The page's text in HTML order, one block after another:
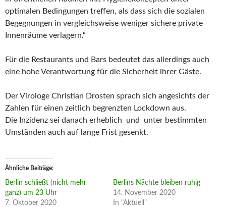
optimalen Bedingungen treffen, als dass sich die sozialen
Begegnungen in vergleichsweise weniger sichere private
Innenräume verlagern.“
Für die Restaurants und Bars bedeutet das allerdings auch
eine hohe Verantwortung für die Sicherheit ihrer Gäste.
Der Virologe Christian Drosten sprach sich angesichts der
Zahlen für einen zeitlich begrenzten Lockdown aus.
Die Inzidenz sei danach erheblich und unter bestimmten
Umständen auch auf lange Frist gesenkt.
Ähnliche Beiträge
Berlin schließt (nicht mehr
ganz) um 23 Uhr
7. Oktober 2020
Berlins Nächte bleiben ruhig
14. November 2020
In "Aktuell"